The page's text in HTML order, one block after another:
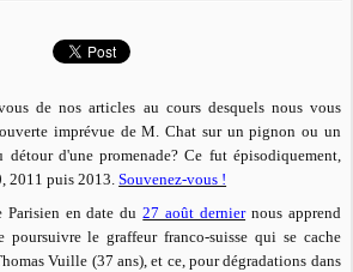
de nos articles au cours desquels nous vous
imprévue de M. Chat sur un pignon ou un
détour d'une promenade? Ce fut épisodiquement,
2011 puis 2013.Souvenez-vous !
en date du27 août derniernous apprend
le graffeur franco-suisse qui se cache
Vuille (37 ans),et ce, pour dégradations dans